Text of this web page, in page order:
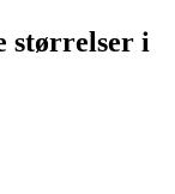
størrelser i